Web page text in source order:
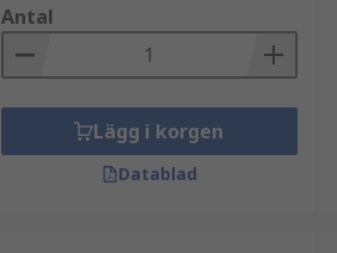
Antal
Lägg i korgen
Datablad